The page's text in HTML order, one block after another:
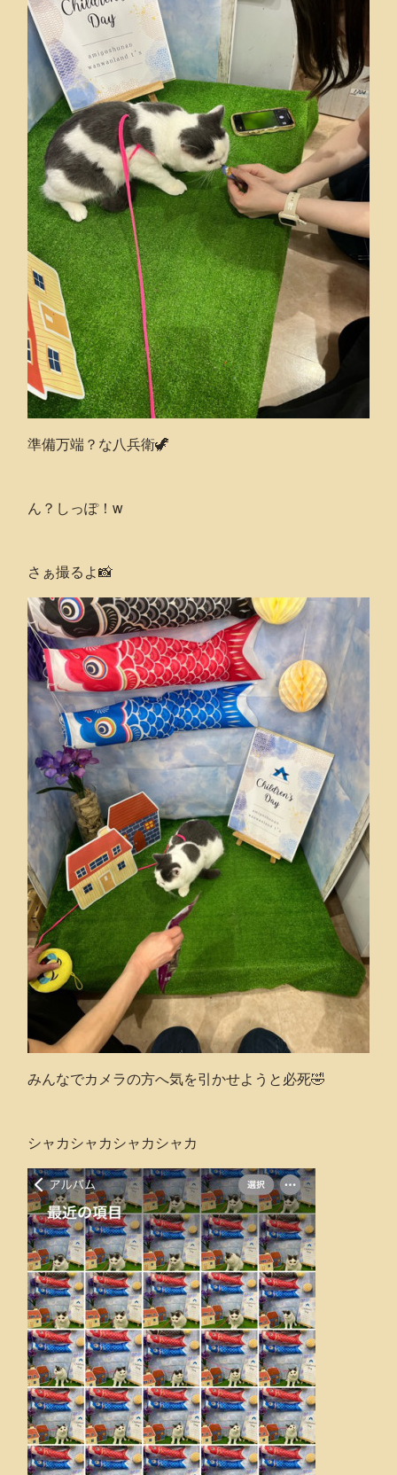
準備万端？な八兵衛🦖
ん？しっぽ！w
さぁ撮るよ📸
みんなでカメラの方へ気を引かせようと必死🤣
シャカシャカシャカシャカ